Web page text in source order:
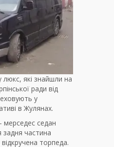
люкс, які знайшли на
ради від
у
в Жулянах.
мерседес седан
частина
торпеда.